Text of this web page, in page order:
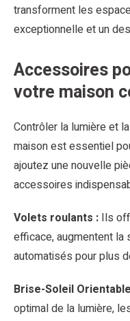
transforment les
exceptionnelle et un
Accessoires
votre maison
Contrôler la lumière et
maison est essentiel
ajoutez une nouvelle
accessoires
Volets roulants : Ils
efficace, augmentent
automatisés pour plus
Brise-Soleil
optimal de la lumière,